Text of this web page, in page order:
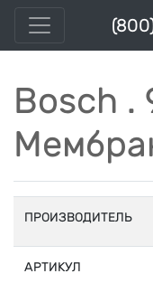
Bosch .
ПРОИЗВОДИТЕЛЬ
АРТИКУЛ